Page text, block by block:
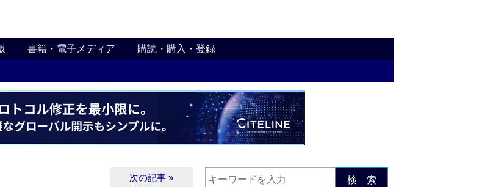
書籍・電子メディア 購読・購入・登録
次の記事 » 検 索